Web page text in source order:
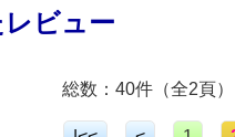
ビュー
総数：40件（全2頁）